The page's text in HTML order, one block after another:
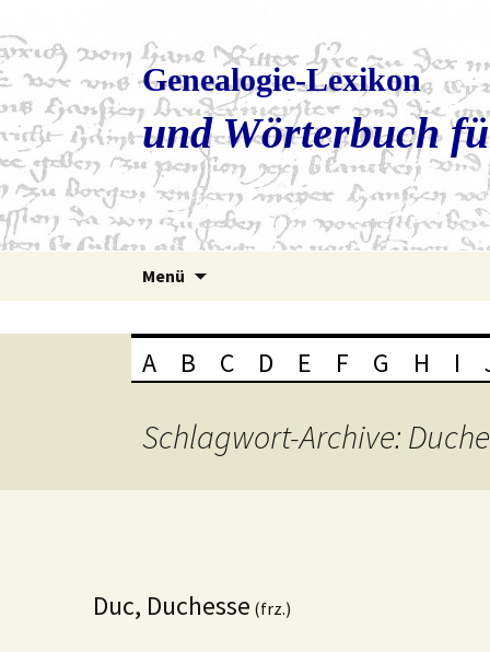
Genealogie-Lexikon
und Wörterbuch
Menü
A B C D E F G H I
Schlagwort-Archive:
Duc, Duchesse (frz.)